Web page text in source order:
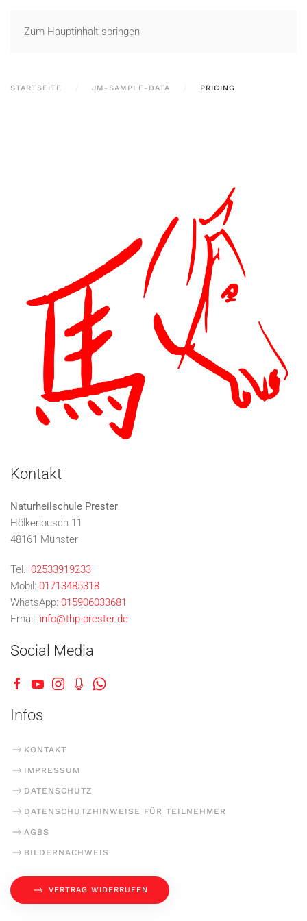
Zum Hauptinhalt springen
STARTSEITE JM-SAMPLE-DATA PRICING
Kontakt
Naturheilschule Prester
Hölkenbusch 11
48161 Münster
Tel.: 02533919233
Mobil: 01713485318
WhatsApp: 015906033681
Email: info@thp-prester.de
Social Media
Infos
KONTAKT
IMPRESSUM
DATENSCHUTZ
DATENSCHUTZHINWEISE FÜR TEILNEHMER
AGBS
BILDERNACHWEIS
VERTRAG WIDERRUFEN